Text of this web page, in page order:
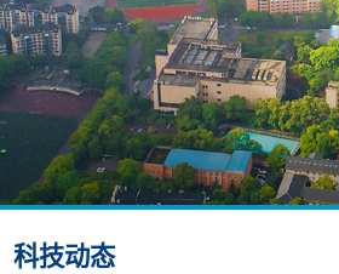
科技动态